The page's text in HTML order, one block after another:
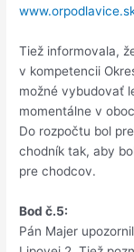
Tiež informovala,
v kompetencii
možné vybudovať
momentálne v
Do rozpočtu bol
chodník tak, aby
pre chodcov.
Bod č.5:
Pán Majer